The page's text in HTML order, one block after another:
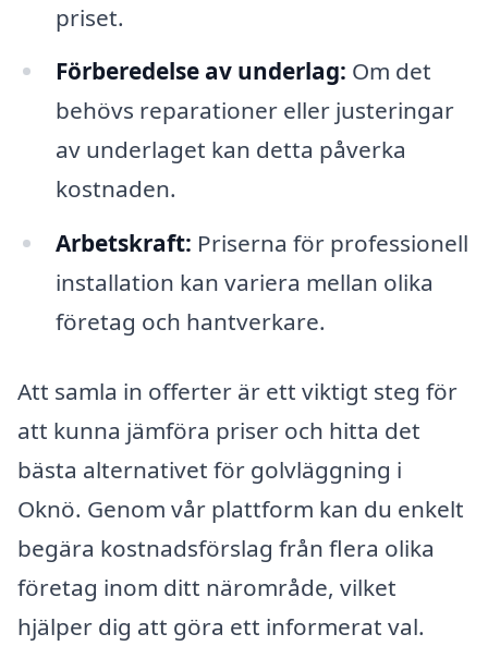
priset.
Förberedelse av underlag: Om det
behövs reparationer eller justeringar
av underlaget kan detta påverka
kostnaden.
Arbetskraft: Priserna för professionell
installation kan variera mellan olika
företag och hantverkare.
Att samla in offerter är ett viktigt steg för
att kunna jämföra priser och hitta det
bästa alternativet för golvläggning i
Oknö. Genom vår plattform kan du enkelt
begära kostnadsförslag från flera olika
företag inom ditt närområde, vilket
hjälper dig att göra ett informerat val.